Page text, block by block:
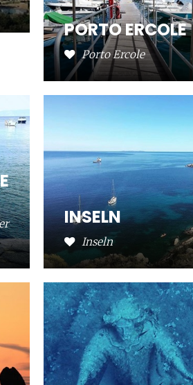
PORTO ERCOLE
Porto Ercole
INSELN
Inseln